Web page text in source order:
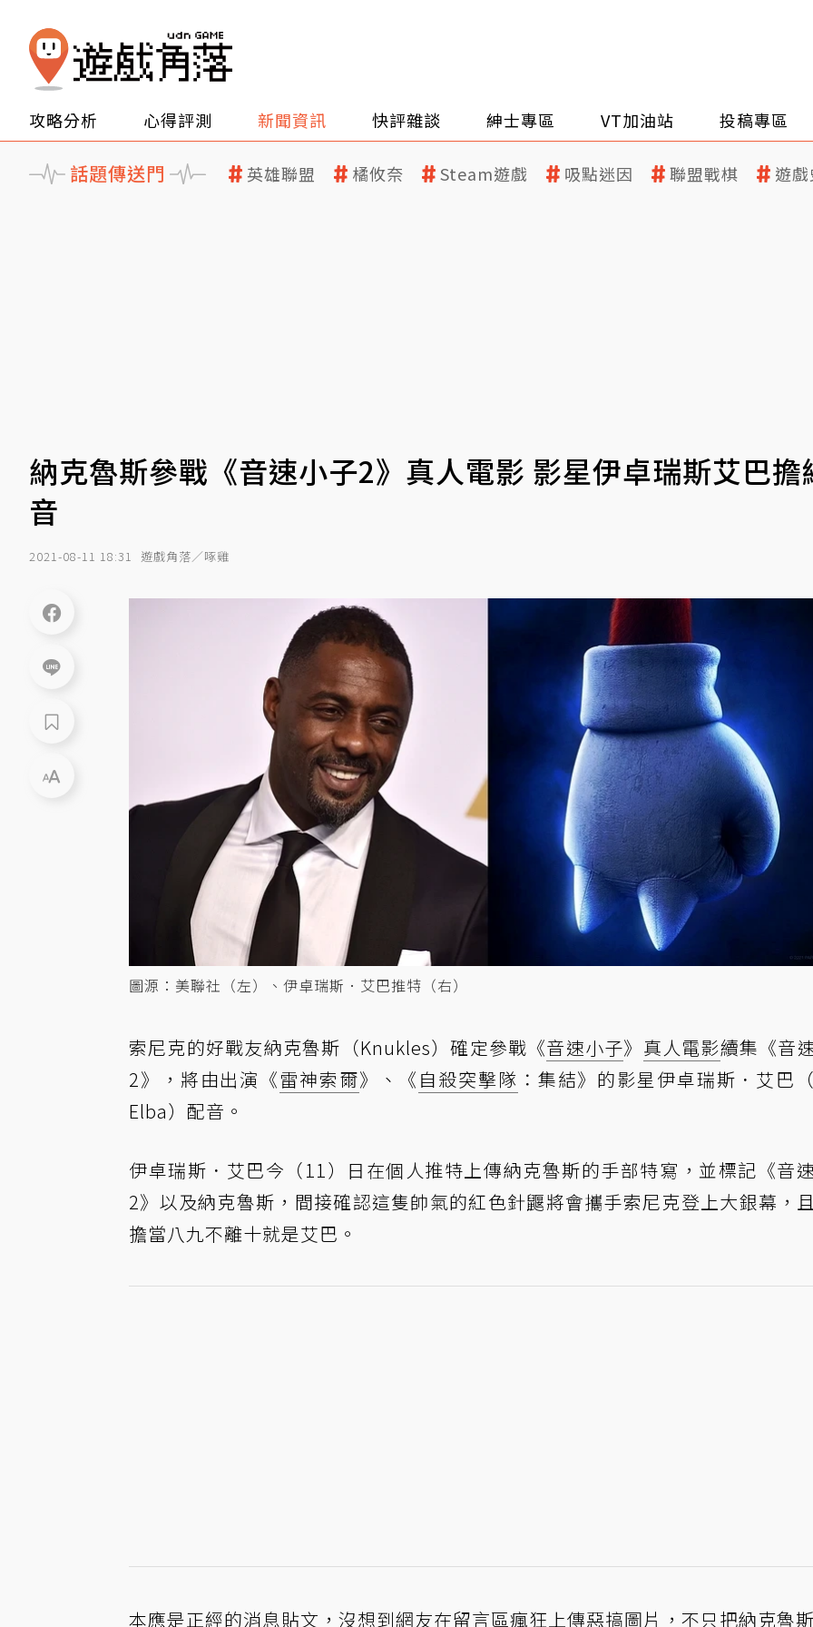
攻略分析 心得評測 新聞資訊 快評雜談 紳士專區 VT加油站 投稿專區
話題傳送門 英雄聯盟 橘攸奈 Steam遊戲 吸點迷因 聯盟戰棋 遊
納克魯斯參戰《音速小子2》真人電影 影星伊卓瑞斯艾巴擔
音
2021-08-11 18:31 遊戲角落／啄雞
圖源：美聯社（左）、伊卓瑞斯．艾巴推特（右）
索尼克的好戰友納克魯斯（Knukles）確定參戰《音速小子》 真人電影續集《音
2》，將由出演《雷神索爾》、《 自殺突擊隊 ：集結》的影星伊卓瑞斯．艾巴
Elba）配音。
伊卓瑞斯．艾巴今（11）日在個人推特上傳納克魯斯的手部特寫，並標記《音
2》以及納克魯斯，間接確認這隻帥氣的紅色針鼴將會攜手索尼克登上大銀幕，
擔當八九不離十就是艾巴。
本應是正經的消息貼文，沒想到網友在留言區瘋狂上傳惡搞圖片，不只把納克魯